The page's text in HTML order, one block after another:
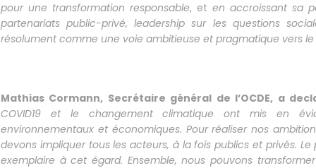
pour une transformation responsable, et en accroissant sa
partenariats public-privé, leadership sur les questions
résolument comme une voie ambitieuse et pragmatique vers
Mathias Cormann, Secrétaire général de l’OCDE, a
COVID19 et le changement climatique ont mis en
environnementaux et économiques. Pour réaliser nos
devons impliquer tous les acteurs, à la fois publics et privés. Le
exemplaire à cet égard. Ensemble, nous pouvons